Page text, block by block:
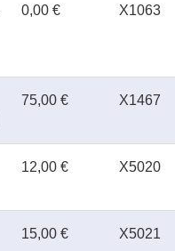
0,00 € X1063
75,00 € X1467
12,00 € X5020
15,00 € X5021